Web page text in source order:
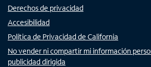
Derechos de privacidad
Accesibilidad
Política de Privacidad de California
No vender ni compartir mi información
publicidad dirigida